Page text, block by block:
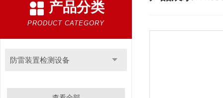
产品分类
PRODUCT CATEGORY
防雷装置检测设备